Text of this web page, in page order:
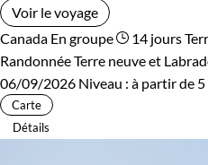
Voir le voyage
Canada En groupe 14 jours
Randonnée Terre neuve et
06/09/2026 Niveau : à partir de
Carte
Détails